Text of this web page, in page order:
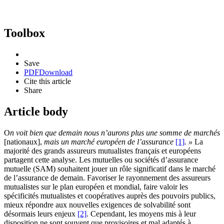
Toolbox
Save
PDFDownload
Cite this article
Share
Article body
On voit bien que demain nous n’aurons plus une somme de marchés
[nationaux], mais un marché européen de l’assurance [1]. » La
majorité des grands assureurs mutualistes français et européens
partagent cette analyse. Les mutuelles ou sociétés d’assurance
mutuelle (SAM) souhaitent jouer un rôle significatif dans le marché
de l’assurance de demain. Favoriser le rayonnement des assureurs
mutualistes sur le plan européen et mondial, faire valoir les
spécificités mutualistes et coopératives auprès des pouvoirs publics,
mieux répondre aux nouvelles exigences de solvabilité sont
désormais leurs enjeux [2]. Cependant, les moyens mis à leur